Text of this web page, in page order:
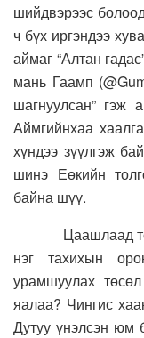
шийдвэрээс
ч бүх иргэндээ
аймаг “Алтан
мань Гаамп
шагнуулсан” гэж
Аймгийнхаа
хүндээ зүүлгэж
шинэ Еөкийн
байна шүү.
Цаашлаад
нэг тахихын
урамшуулах
яалаа? Чингис
Дутуу үнэлсэн юм